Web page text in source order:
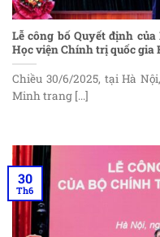
Lễ công bố Quyết định
Học viện Chính trị quốc gia
Chiều 30/6/2025, tại Hà
Minh trang [...]
30
Th6